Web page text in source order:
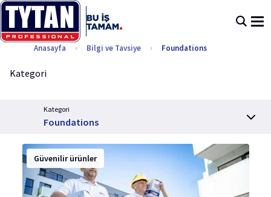
Anasayfa Bilgi ve Tavsiye Foundations
Kategori
Kategori
Foundations
Güvenilir ürünler